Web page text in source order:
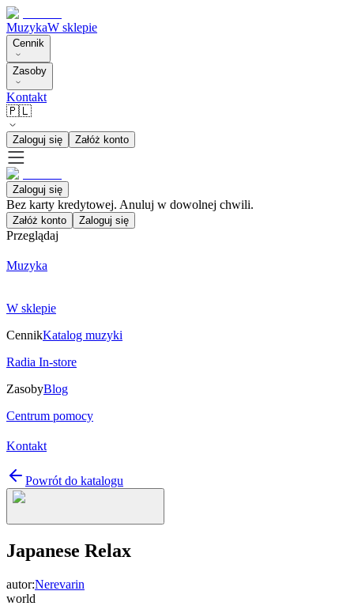
MuzykaW sklepie
Cennik
Zasoby
Kontakt
🇵🇱
Zaloguj się Załóż konto
Zaloguj się
Bez karty kredytowej. Anuluj w dowolnej chwili.
Załóż konto Zaloguj się
Przeglądaj
Muzyka
W sklepie
CennikKatalog muzyki
Radia In-store
ZasobyBlog
Centrum pomocy
Kontakt
Powrót do katalogu
Japanese Relax
autor:Nerevarin
world